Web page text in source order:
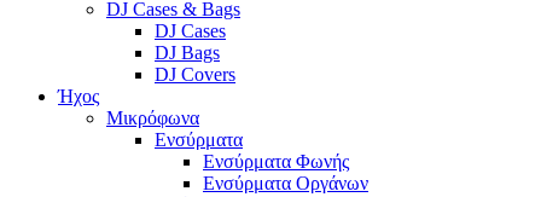
DJ Cases & Bags
DJ Cases
DJ Bags
DJ Covers
Ήχος
Μικρόφωνα
Ενσύρματα
Ενσύρματα Φωνής
Ενσύρματα Οργάνων